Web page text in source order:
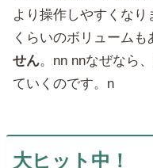
より操作しやすくな
くらいのボリューム
せん。nn nnなぜなら、
ていくのです。n
大ヒット中！